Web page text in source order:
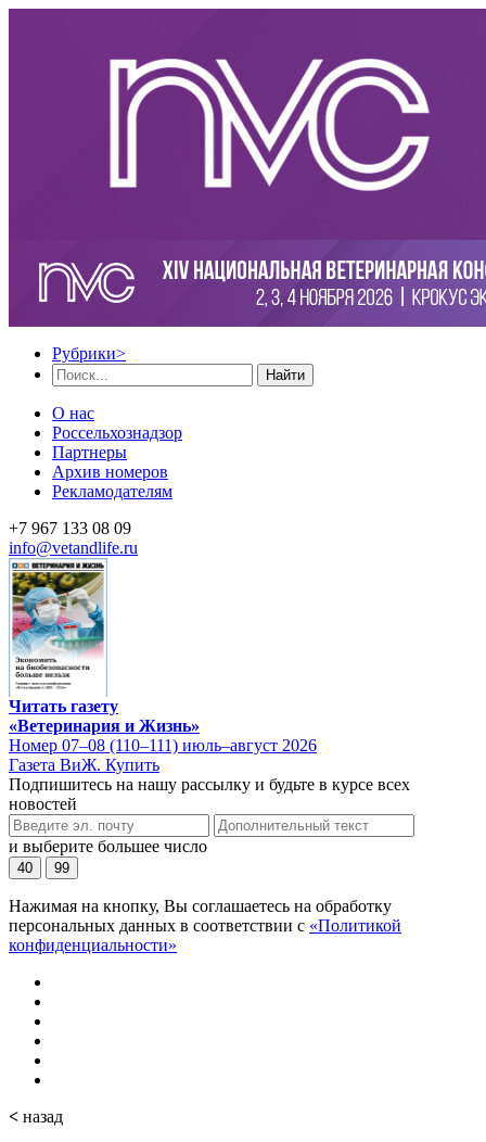
Рубрики>
Найти
О нас
Россельхознадзор
Партнеры
Архив номеров
Рекламодателям
+7 967 133 08 09
info@vetandlife.ru
Читать газету
«Ветеринария и Жизнь»
Номер 07–08 (110–111) июль–август 2026
Газета ВиЖ. Купить
Подпишитесь на нашу рассылку и будьте в курсе всех
новостей
и выберите большее число
40 99
Нажимая на кнопку, Вы соглашаетесь на обработку
персональных данных в соответствии с «Политикой
конфиденциальности»
< назад